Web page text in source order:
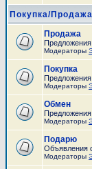
Покупка/Продажа
Продажа
Модераторы
Покупка
Модераторы
Обмен
Модераторы
Подарю
Объявления
Модераторы